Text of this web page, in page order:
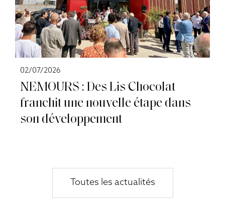
02/07/2026
NEMOURS : Des Lis Chocolat
franchit une nouvelle étape dans
son développement
Toutes les actualités